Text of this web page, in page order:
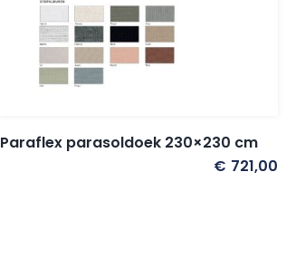
Paraflex parasoldoek 230×230 cm
€ 721,00